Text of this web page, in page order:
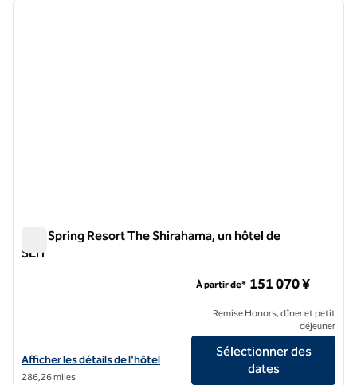
1 sur 12
Five Spring Resort The Shirahama, un hôtel de
SLH
Afficher les détails de l'hôtel Five Spring Resort The Shirahama, a
Afficher les détails de l'hôtel
286,26 miles
À partir de* 151 070 ¥
Remise Honors, dîner et petit
déjeuner
Sélectionner des
dates